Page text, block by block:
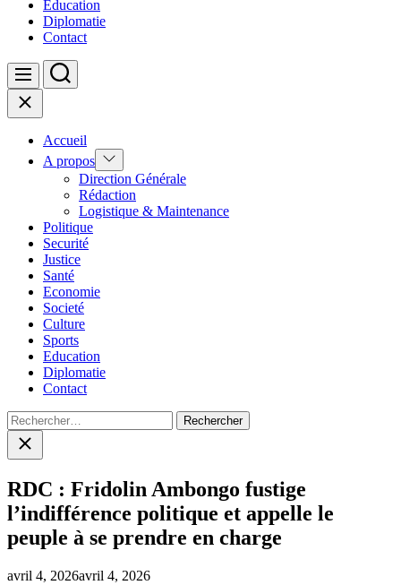
Education
Diplomatie
Contact
Menu Search
Close
Accueil
A propos Show
sub
menu
Direction Générale
Rédaction
Logistique & Maintenance
Politique
Securité
Justice
Santé
Economie
Societé
Culture
Sports
Education
Diplomatie
Contact
Rechercher :
Close
search
RDC : Fridolin Ambongo fustige
l’indifférence politique et appelle le
peuple à se prendre en charge
avril 4, 2026avril 4, 2026